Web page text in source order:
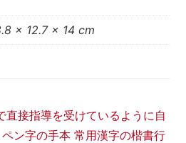
x 12.7 x 14 cm
直接指導を受けているように自
ン字の手本 常用漢字の楷書行